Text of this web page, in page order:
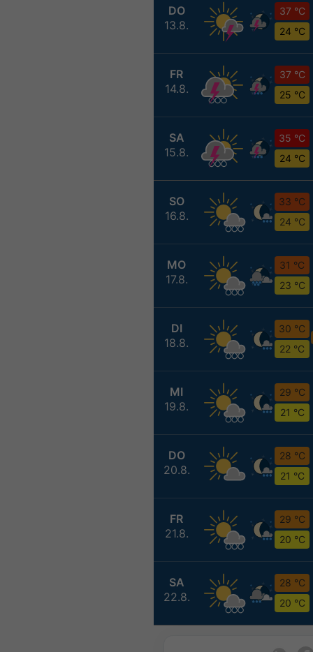
DO
13.8.
37 °C
24 °C
FR
14.8.
37 °C
25 °C
SA
15.8.
35 °C
24 °C
SO
16.8.
33 °C
24 °C
MO
17.8.
31 °C
23 °C
DI
18.8.
30 °C
22 °C
MI
19.8.
29 °C
21 °C
DO
20.8.
28 °C
21 °C
FR
21.8.
29 °C
20 °C
SA
22.8.
28 °C
20 °C